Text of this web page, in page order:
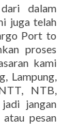
dalam
juga telah
Port to
proses
kami
Lampung,
NTB,
jadi jangan
pesan